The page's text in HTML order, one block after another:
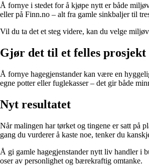
Å fornye i stedet for å kjøpe nytt er både
eller på Finn.no – alt fra gamle sinkbaljer til
Vil du ta det et steg videre, kan du velge
Gjør det til et felles prosjekt
Å fornye hagegjenstander kan være en
egne potter eller fuglekasser – det gir både
Nyt resultatet
Når malingen har tørket og tingene er satt på
gang du vurderer å kaste noe, tenker du
Å gi gamle hagegjenstander nytt liv handler i
oser av personlighet og bærekraftig omtanke.